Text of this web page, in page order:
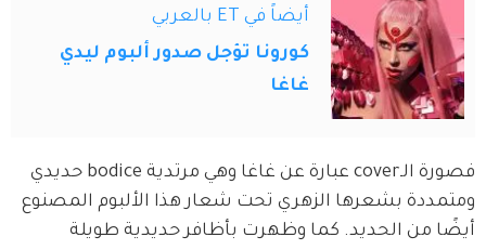
أيضاً في ET بالعربي
كورونا تؤجل صدور ألبوم ليدي
غاغا
فصورة الـcover عبارة عن غاغا وهي مرتدية bodice حديدي
ومتمددة بشعرها الزهري تحت شعار هذا الألبوم المصنوع
أيضًا من الحديد. كما وظهرت بأظافر حديدية طويلة